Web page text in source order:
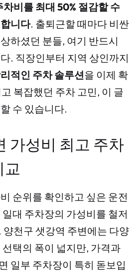
비를 최대 50% 절감할 수
니다. 출퇴근할 때마다 비싼
하셨던 분들, 여기 반드시
. 직장인부터 지역 상인까지
적인 주차 솔루션을 이제 확
복잡했던 주차 고민, 이 글
수 있습니다.
가성비 최고 주차
교
순위를 확인하고 싶은 운전
대 주차장의 가성비를 철저
천구 샛강역 주변에는 다양
택의 폭이 넓지만, 가격과
일부 주차장이 특히 돋보입